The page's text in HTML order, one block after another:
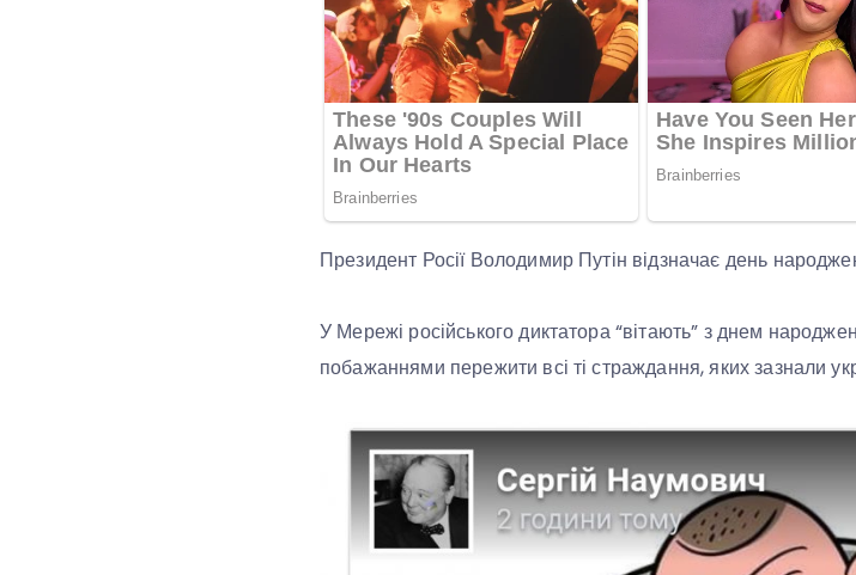
Президент Росії Володимир Путін відзначає день
У Мережі російського диктатора “вітають” з днем
побажаннями пережити всі ті страждання, яких зазнали